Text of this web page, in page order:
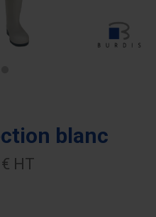
blanc
HT